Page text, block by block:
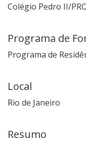
Colégio Pedro II/
Programa de
Programa de
Local
Rio de Janeiro
Resumo